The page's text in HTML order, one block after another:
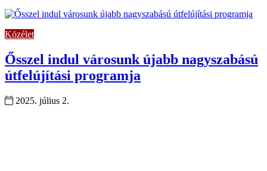
Közélet
Ősszel indul városunk újabb nagyszabású
útfelújítási programja
2025. július 2.